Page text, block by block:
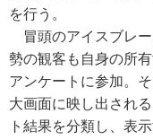
を行う。
冒頭のアイスブレー
勢の観客も自身の所
アンケートに参加。
大画面に映し出され
ト結果を分類し、表